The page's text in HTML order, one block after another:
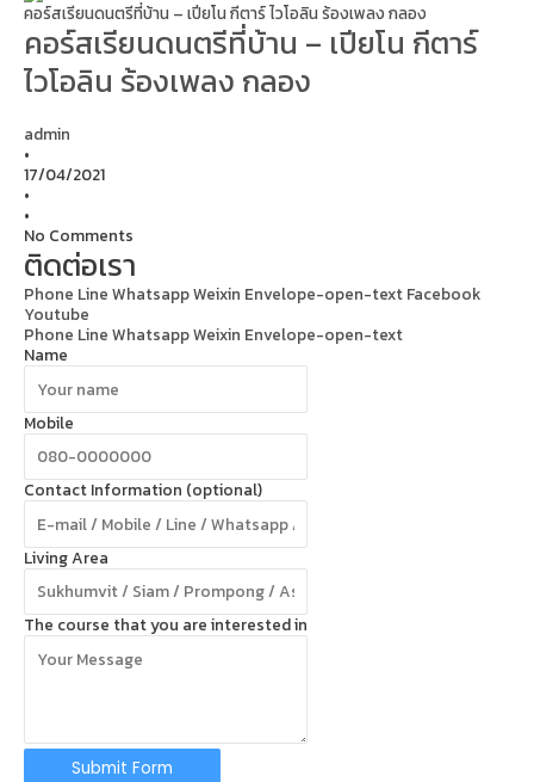
คอร์สเรียนดนตรีที่บ้าน – เปียโน กีตาร์ ไวโอลิน ร้องเพลง กลอง
คอร์สเรียนดนตรีที่บ้าน – เปียโน กีตาร์
ไวโอลิน ร้องเพลง กลอง
admin
•
17/04/2021
•
•
No Comments
ติดต่อเรา
Phone Line WhatsappWeixin Envelope-open-text Facebook
Youtube
Phone Line WhatsappWeixin Envelope-open-text
Name
Mobile
Contact Information (optional)
Living Area
The course that you are interested in
Submit Form